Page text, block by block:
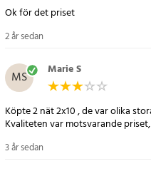
Ok för det priset
2 år sedan
MS Marie S
Köpte 2 nät 2x10 , de var olika
Kvaliteten var motsvarande
3 år sedan